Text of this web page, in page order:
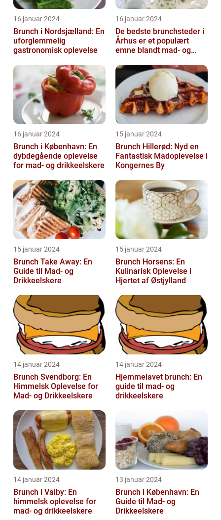
16 januar 2024
Brunch i Nordsjælland: En
uforglemmelig
gastronomisk oplevelse
16 januar 2024
De bedste brunchsteder i
Århus er et populært
emne blandt mad- og
lokale og turi...
16 januar 2024
Brunch i København: En
dybdegående oplevelse
for mad- og drikkeelskere
15 januar 2024
Brunch Hillerød: Nyd en
Fantastisk Madoplevelse i
Kongernes By
15 januar 2024
Brunch Take Away: En
Guide til Mad- og
Drikkeelskere
15 januar 2024
Brunch Horsens: En
Kulinarisk Oplevelse i
Hjertet af Østjylland
14 januar 2024
Brunch Svendborg: En
Himmelsk Oplevelse for
Mad- og Drikkeelskere
14 januar 2024
Hjemmelavet brunch: En
guide til mad- og
drikkeelskere
14 januar 2024
Brunch i Valby: En
himmelsk oplevelse for
mad- og drikkeelskere
13 januar 2024
Brunch i København: En
Guide til Mad- og
Drikkeelskere